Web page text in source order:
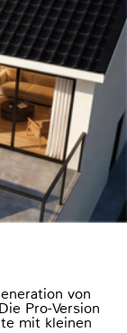
von
Pro-Version
mit kleinen